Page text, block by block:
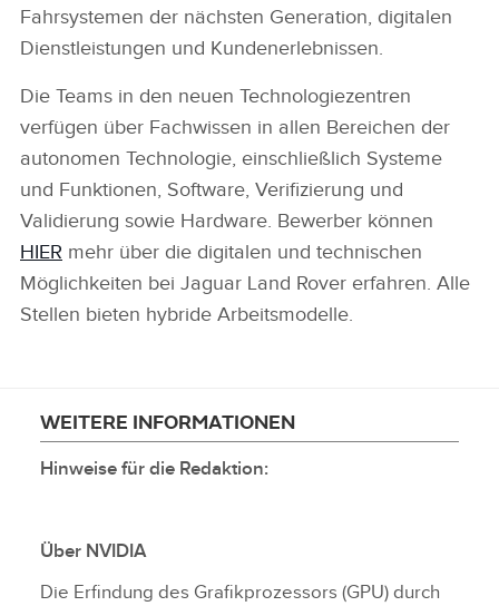
Fahrsystemen der nächsten Generation, digitalen
Dienstleistungen und Kundenerlebnissen.
Die Teams in den neuen Technologiezentren
verfügen über Fachwissen in allen Bereichen der
autonomen Technologie, einschließlich Systeme
und Funktionen, Software, Verifizierung und
Validierung sowie Hardware. Bewerber können
HIER mehr über die digitalen und technischen
Möglichkeiten bei Jaguar Land Rover erfahren. Alle
Stellen bieten hybride Arbeitsmodelle.
WEITERE INFORMATIONEN
Hinweise für die Redaktion:
Über NVIDIA
Die Erfindung des Grafikprozessors (GPU) durch